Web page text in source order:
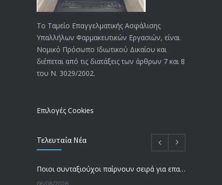
Το Ταμείο Επαγγελματικής Ασφάλισης
Υπαλλήλων Φαρμακευτικών Εργασιών, είναι
Νομικό Πρόσωπο Ιδιωτικού Δικαίου και
διέπεται από τις διατάξεις των άρθρων 7 και 8
του Ν. 3029/2002.
Επιλογές Cookies
Τελευταία Νέα
Ποιοι συνταξιούχοι παίρνουν σειρά για επανυπολογισμό σύνταξης με αύξηση και αναδρομικά – Οι εκκρεμότητες ανά Ταμείο